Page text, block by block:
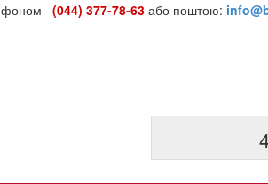
(044) 377-78-63 або поштою: